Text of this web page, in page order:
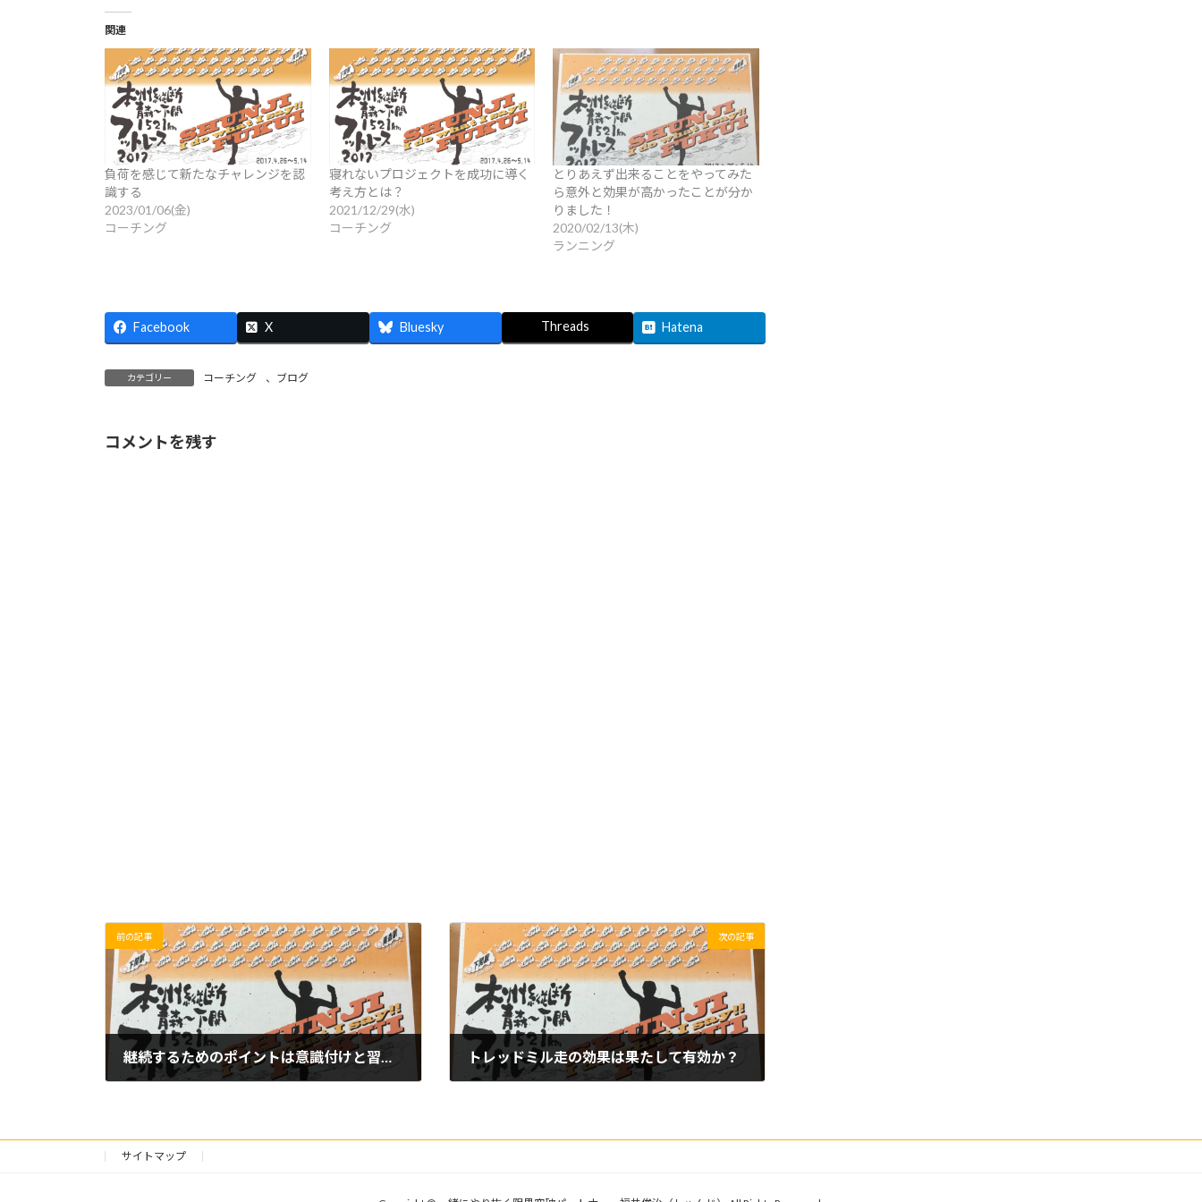
関連
負荷を感じて新たなチャレンジを認
識する
2023/01/06(金)
コーチング
寝れないプロジェクトを成功に導く
考え方とは？
2021/12/29(水)
コーチング
とりあえず出来ることをやってみた
ら意外と効果が高かったことが分か
りました！
2020/02/13(木)
ランニング
Facebook X Bluesky Threads Hatena
カテゴリー コーチング 、 ブログ
コメントを残す
前の記事
継続するためのポイントは意識付けと習慣化
次の記事
トレッドミル走の効果は果たして有効か？
サイトマップ